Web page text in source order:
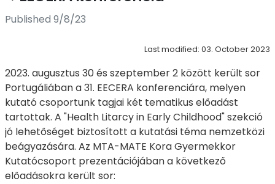
Published 9/8/23
Last modified: 03. October 2023
2023. augusztus 30 és szeptember 2 között került sor
Portugáliában a 31. EECERA konferenciára, melyen
kutató csoportunk tagjai két tematikus előadást
tartottak. A "Health Litarcy in Early Childhood" szekció
jó lehetőséget biztosított a kutatási téma nemzetközi
beágyazására. Az MTA-MATE Kora Gyermekkor
Kutatócsoport prezentációjában a következő
előadásokra került sor: